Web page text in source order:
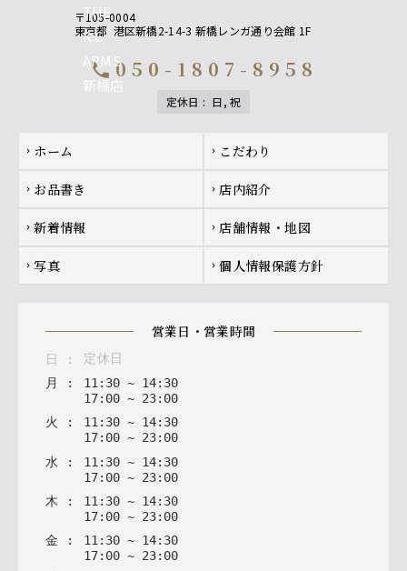
〒105-0004
東京都 港区新橋2-14-3 新橋レンガ通り会館 1F
call 050-1807-8958
定休日 : 日, 祝
Footer navigation
chevron_right ホーム chevron_right こだわり
chevron_right お品書き chevron_right 店内紹介
chevron_right 新着情報 chevron_right 店舗情報・地図
chevron_right 写真 chevron_right 個人情報保護方針
営業日・営業時間
日 :
定休日
月
: 11: 30 ~ 14: 30
17: 00 ~ 23: 00
火
: 11: 30 ~ 14: 30
17: 00 ~ 23: 00
水 : 11 : 30 ~ 14: 30
17: 00 ~ 23: 00
木 : 11 : 30 ~ 14: 30
17: 00 ~ 23: 00
金 : 11 : 30 ~ 14: 30
17: 00 ~ 23: 00